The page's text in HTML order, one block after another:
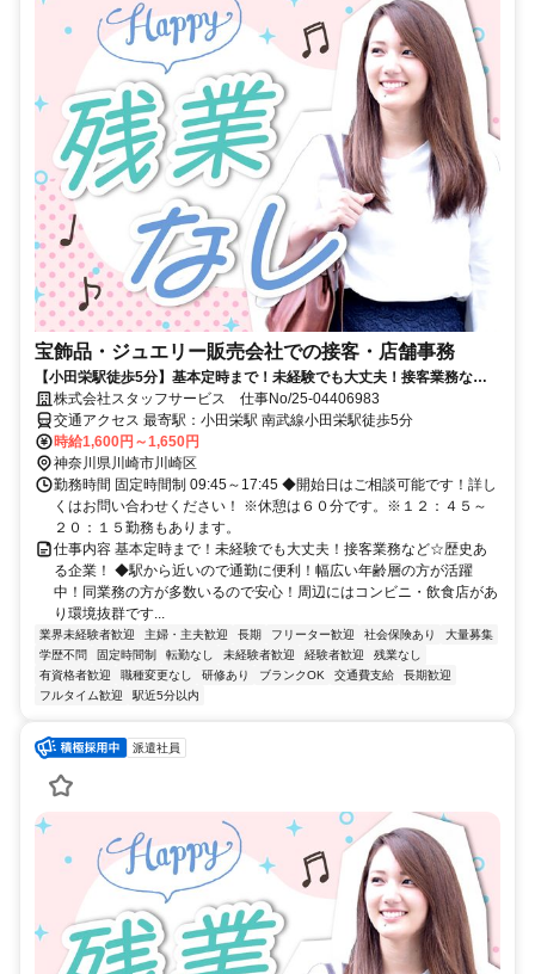
宝飾品・ジュエリー販売会社での接客・店舗事務
【小田栄駅徒歩5分】基本定時まで！未経験でも大丈夫！接客業務など
☆歴史ある企業！
株式会社スタッフサービス 仕事No/25-04406983
交通アクセス 最寄駅：小田栄駅 南武線小田栄駅徒歩5分
時給1,600円～1,650円
神奈川県川崎市川崎区
勤務時間 固定時間制 09:45～17:45 ◆開始日はご相談可能です！詳し
くはお問い合わせください！ ※休憩は６０分です。※１２：４５～
２０：１５勤務もあります。
仕事内容 基本定時まで！未経験でも大丈夫！接客業務など☆歴史あ
る企業！ ◆駅から近いので通勤に便利！幅広い年齢層の方が活躍
中！同業務の方が多数いるので安心！周辺にはコンビニ・飲食店があ
り環境抜群です...
業界未経験者歓迎 主婦・主夫歓迎 長期 フリーター歓迎 社会保険あり
大量募集
学歴不問
固定時間制 転勤なし 未経験者歓迎 経験者歓迎
残業なし
有資格者歓迎
職種変更なし 研修あり ブランクOK 交通費支給
長期歓迎
フルタイム歓迎
駅近5分以内
派遣社員